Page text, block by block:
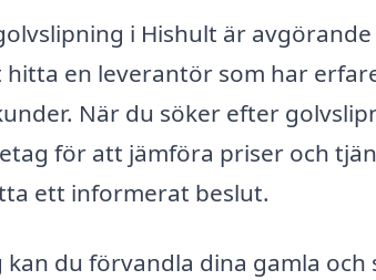
i Hishult är
en leverantör som har
När du söker efter
för att jämföra priser och
ett informerat beslut.
du förvandla dina gamla